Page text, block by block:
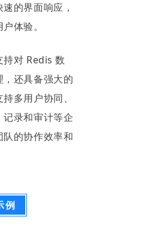
的界面响应，
体验。
持对 Redis 数
还具备强大的
多用户协同、
录和审计等企
的协作效率和
例